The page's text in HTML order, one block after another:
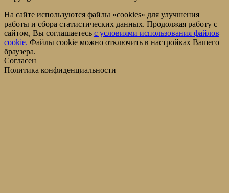
На сайте используются файлы «cookies» для улучшения
работы и сбора статистических данных. Продолжая работу с
сайтом, Вы соглашаетесь c условиями использования файлов
cookie. Файлы cookie можно отключить в настройках Вашего
браузера.
Согласен
Политика конфиденциальности